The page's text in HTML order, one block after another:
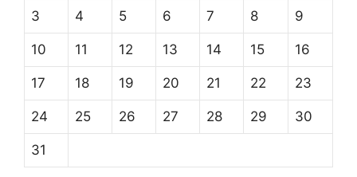
3 4 5 6 7 8 9
10 11 12 13 14 15 16
17 18 19 20 21 22 23
24 25 26 27 28 29 30
31